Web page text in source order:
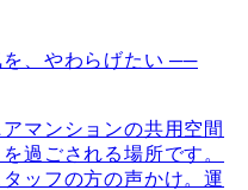
、やわらげたい ──
マンションの共用空間
過ごされる場所です。
ッフの方の声かけ。運